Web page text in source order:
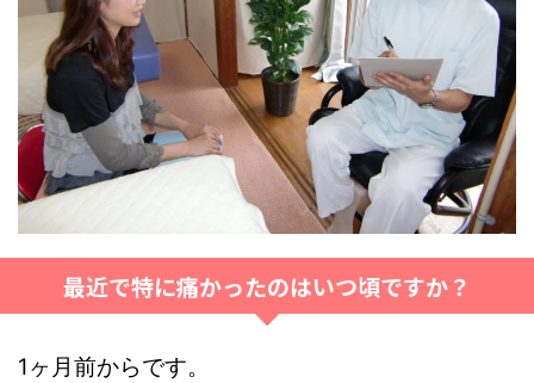
最近で特に痛かったのはいつ頃ですか？
1ヶ月前からです。